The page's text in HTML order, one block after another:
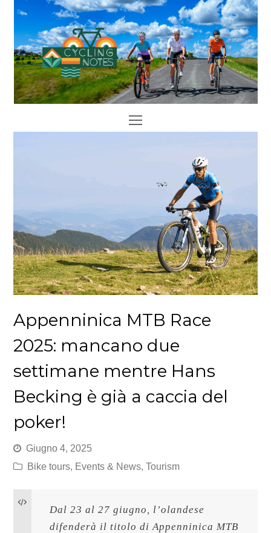
Open
Appenninica MTB Race
2025: mancano due
settimane mentre Hans
Becking è già a caccia del
poker!
Giugno 4, 2025
Bike tours, Events & News,Tourism
Dal 23 al 27 giugno, l’olandese
difenderà il titolo di Appenninica MTB